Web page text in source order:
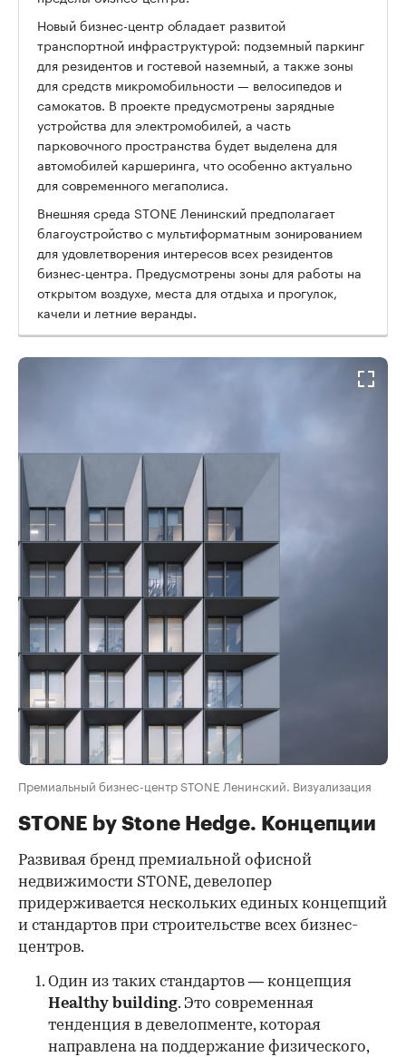
Новый бизнес-центр обладает развитой
транспортной инфраструктурой: подземный паркинг
для резидентов и гостевой наземный, а также зоны
для средств микромобильности — велосипедов и
самокатов. В проекте предусмотрены зарядные
устройства для электромобилей, а часть
парковочного пространства будет выделена для
автомобилей каршеринга, что особенно актуально
для современного мегаполиса.
Внешняя среда STONE Ленинский предполагает
благоустройство с мультиформатным зонированием
для удовлетворения интересов всех резидентов
бизнес-центра. Предусмотрены зоны для работы на
открытом воздухе, места для отдыха и прогулок,
качели и летние веранды.
Премиальный бизнеc-центр STONE Ленинский. Визуализация
STONE by Stone Hedgе. Концепции
Развивая бренд премиальной офисной
недвижимости STONE, девелопер
придерживается нескольких единых концепций
и стандартов при строительстве всех бизнес-
центров.
Один из таких стандартов — концепция
Healthy building. Это современная
тенденция в девелопменте, которая
направлена на поддержание физического,